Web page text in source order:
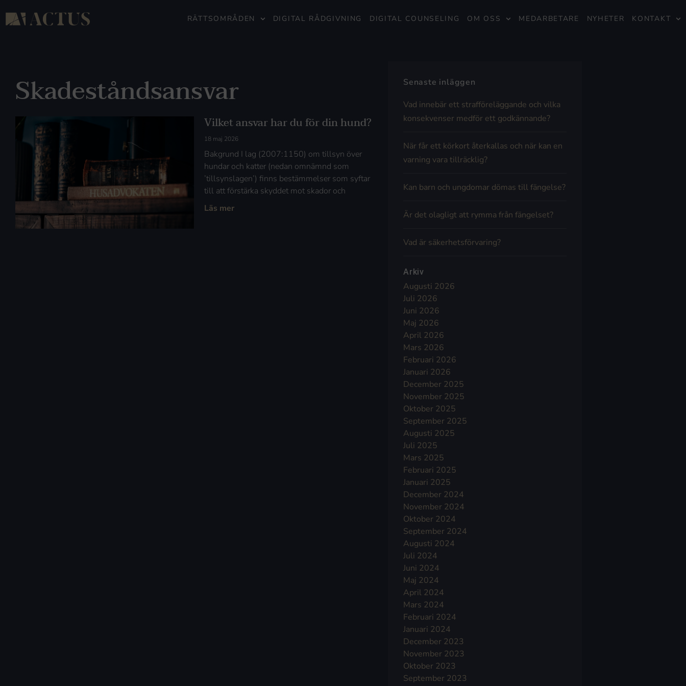
RÄTTSOMRÅDEN DIGITAL RÅDGIVNING DIGITAL COUNSELING OM OSS MEDARBETARE NYHETER KONTAKT
Skadeståndsansvar
Vilket ansvar har du för din hund?
18 maj 2026
Bakgrund I lag (2007:1150) om tillsyn över
hundar och katter (nedan omnämnd som
’tillsynslagen’) finns bestämmelser som syftar
till att förstärka skyddet mot skador och
Läs mer
Senaste inläggen
Vad innebär ett strafföreläggande och vilka
konsekvenser medför ett godkännande?
När får ett körkort återkallas och när kan en
varning vara tillräcklig?
Kan barn och ungdomar dömas till fängelse?
Är det olagligt att rymma från fängelset?
Vad är säkerhetsförvaring?
Arkiv
Augusti 2026
Juli 2026
Juni 2026
Maj 2026
April 2026
Mars 2026
Februari 2026
Januari 2026
December 2025
November 2025
Oktober 2025
September 2025
Augusti 2025
Juli 2025
Mars 2025
Februari 2025
Januari 2025
December 2024
November 2024
Oktober 2024
September 2024
Augusti 2024
Juli 2024
Juni 2024
Maj 2024
April 2024
Mars 2024
Februari 2024
Januari 2024
December 2023
November 2023
Oktober 2023
September 2023